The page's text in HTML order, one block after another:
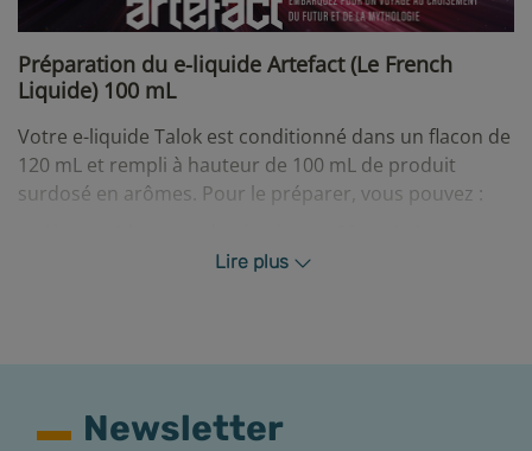
Préparation du e-liquide Artefact (Le French
Liquide) 100 mL
Votre e-liquide Talok est conditionné dans un flacon de
120 mL et rempli à hauteur de 100 mL de produit
surdosé en arômes. Pour le préparer, vous pouvez :
produit final de 110 mL en 1,82 mg/mL de nicotine
pour un produit final de 120 mL sans nicotine.
Lire plus
Newsletter